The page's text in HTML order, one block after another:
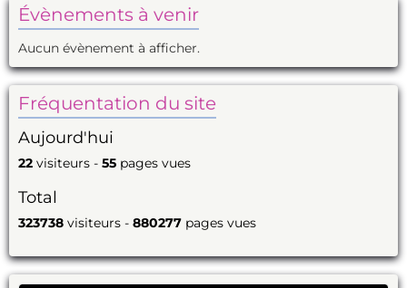
Évènements à venir
Aucun évènement à afficher.
Fréquentation du site
Aujourd'hui
22 visiteurs - 55 pages vues
Total
323738 visiteurs - 880277 pages vues